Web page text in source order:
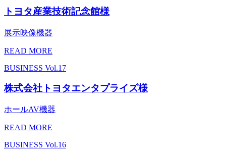
トヨタ産業技術記念館様
展示映像機器
READ MORE
BUSINESS Vol.17
株式会社トヨタエンタプライズ様
ホールAV機器
READ MORE
BUSINESS Vol.16